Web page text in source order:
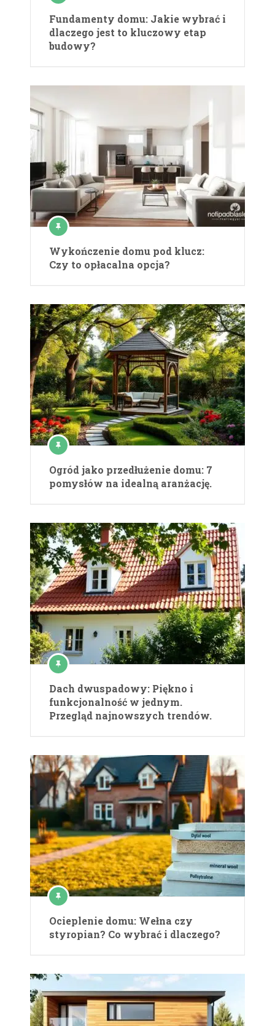
Fundamenty domu: Jakie wybrać i
dlaczego jest to kluczowy etap
budowy?
Wykończenie domu pod klucz:
Czy to opłacalna opcja?
Ogród jako przedłużenie domu: 7
pomysłów na idealną aranżację.
Dach dwuspadowy: Piękno i
funkcjonalność w jednym.
Przegląd najnowszych trendów.
Ocieplenie domu: Wełna czy
styropian? Co wybrać i dlaczego?